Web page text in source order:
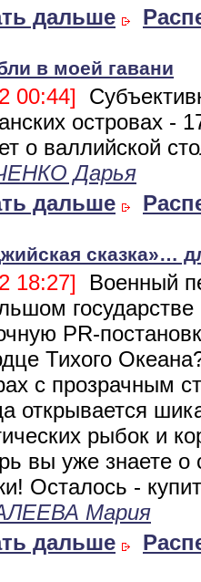
дальше
в моей гавани
00:44]
островах -
о валлийской
Дарья
дальше
сказка»…
18:27] Военный
PR-
Тихого
с прозрачным
открывается
рыбок и
вы уже знаете о
Осталось -
Мария
дальше